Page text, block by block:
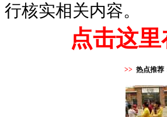
行核实相关内容。
点击这
>> 热点推荐